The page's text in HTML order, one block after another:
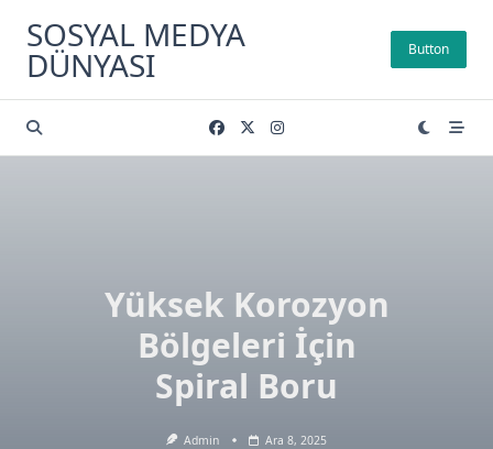
content
SOSYAL MEDYA
DÜNYASI Button
Yüksek Korozyon
Bölgeleri İçin
Spiral Boru
Admin Ara 8, 2025